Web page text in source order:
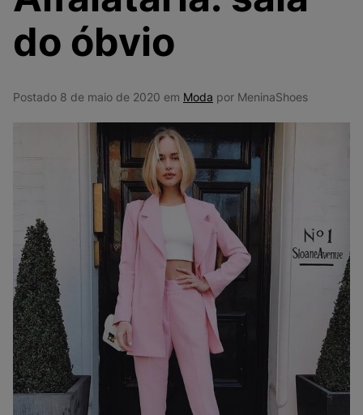
do óbvio
Postado 8 de maio de 2020 em Moda por MeninaShoes
9º
NEW 530
10 º VEJA COUNTRY